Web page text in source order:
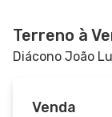
Terreno à
Diácono João
Venda